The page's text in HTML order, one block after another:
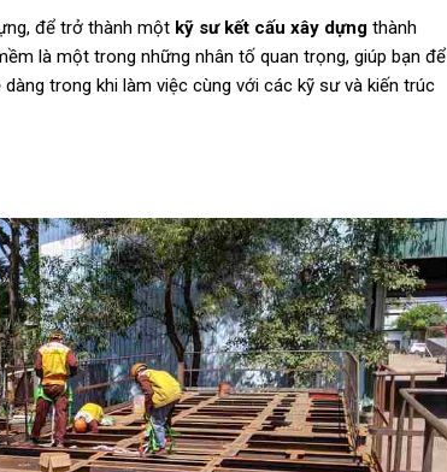
để trở thành một kỹ sư kết cấu xây dựng thành
là một trong những nhân tố quan trọng, giúp bạn để
trong khi làm việc cùng với các kỹ sư và kiến trúc